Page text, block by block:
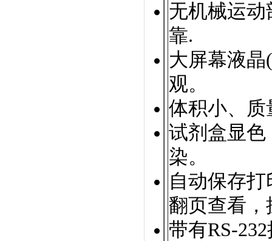
无机械运
靠.
大屏幕液晶
观。
体积小、质
试剂盒显色
染。
自动保存
翻页查看，
带有RS-